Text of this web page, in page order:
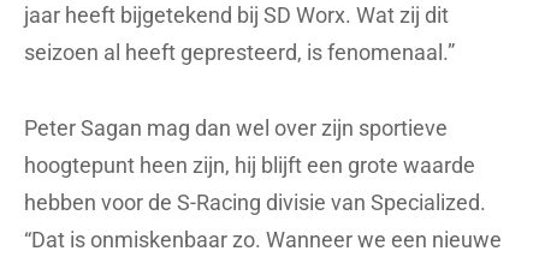
jaar heeft bijgetekend bij SD Worx. Wat zij dit
seizoen al heeft gepresteerd, is fenomenaal.”
Peter Sagan mag dan wel over zijn sportieve
hoogtepunt heen zijn, hij blijft een grote waarde
hebben voor de S-Racing divisie van Specialized.
“Dat is onmiskenbaar zo. Wanneer we een nieuwe